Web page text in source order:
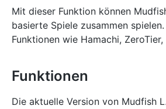
Mit dieser Funktion können
basierte Spiele zusammen
Funktionen wie Hamachi, ZeroTier,
Funktionen
Die aktuelle Version von Mudfish